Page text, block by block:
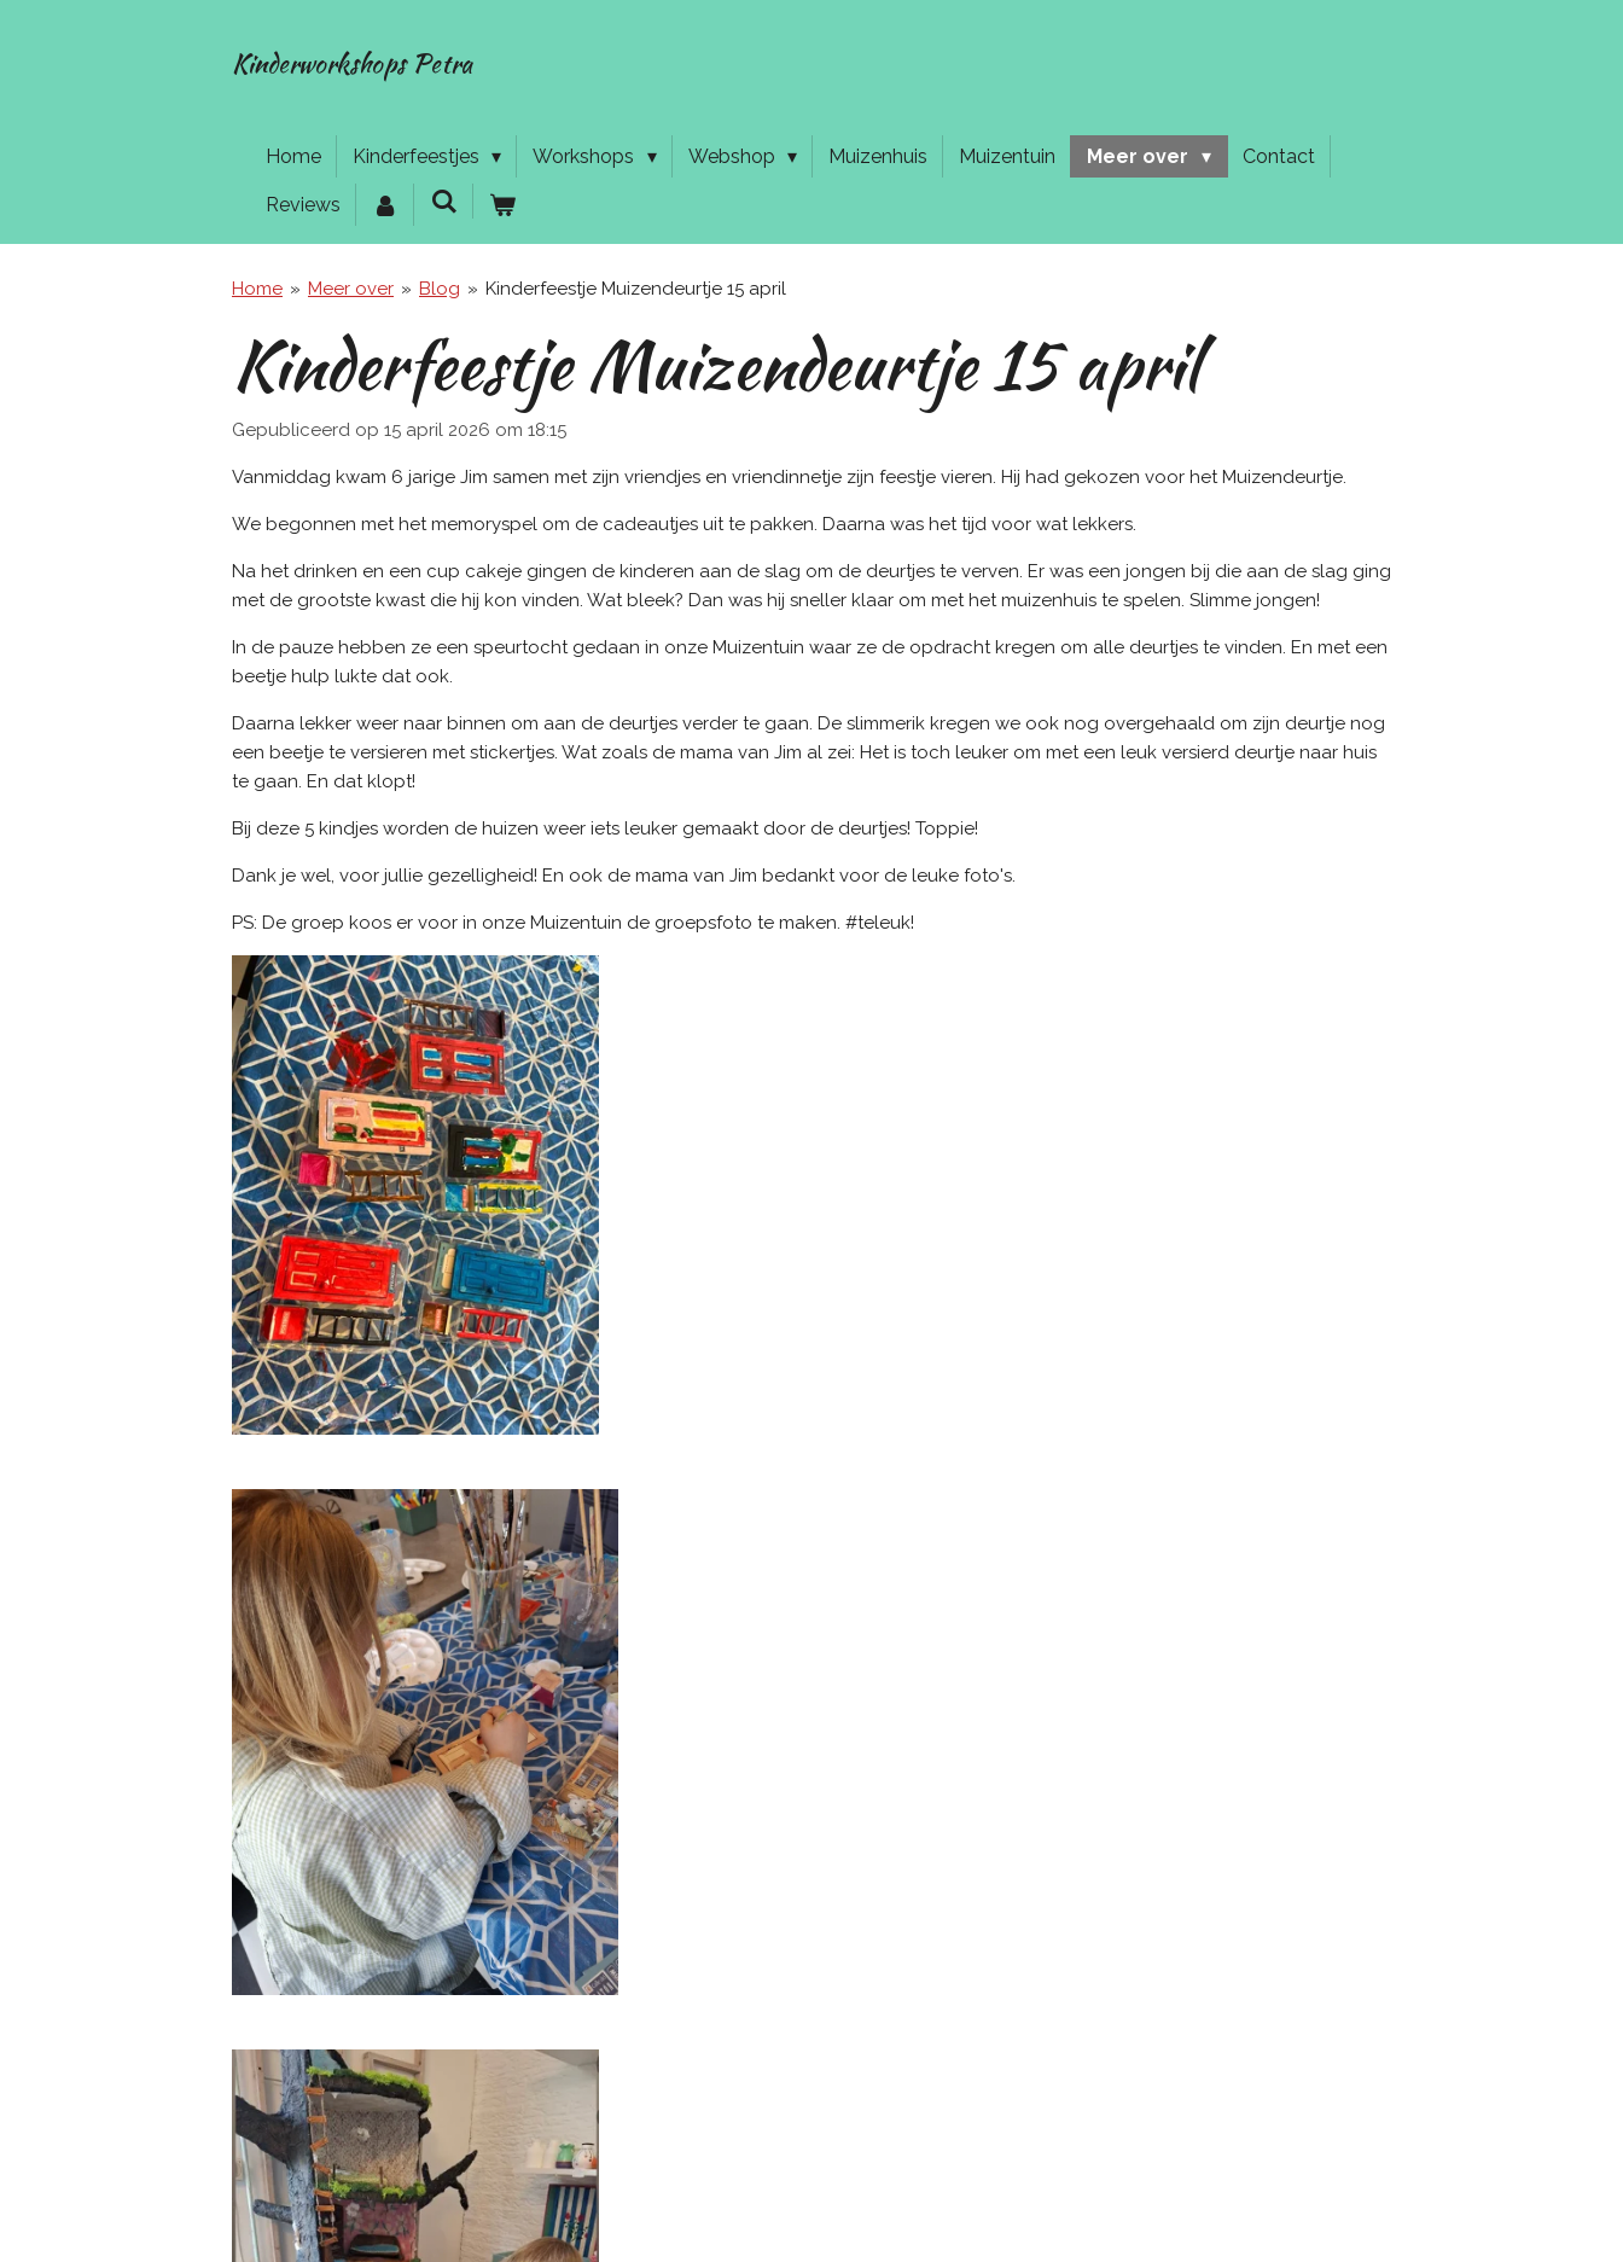
Kinderworkshops Petra
Home Kinderfeestjes Workshops Webshop Muizenhuis Muizentuin Meer over Contact
Reviews
Home » Meer over » Blog » Kinderfeestje Muizendeurtje 15 april
Kinderfeestje Muizendeurtje 15 april
Gepubliceerd op 15 april 2026 om 18:15
Vanmiddag kwam 6 jarige Jim samen met zijn vriendjes en vriendinnetje zijn feestje vieren. Hij had gekozen voor het Muizendeurtje.
We begonnen met het memoryspel om de cadeautjes uit te pakken. Daarna was het tijd voor wat lekkers.
Na het drinken en een cup cakeje gingen de kinderen aan de slag om de deurtjes te verven. Er was een jongen bij die aan de slag ging
met de grootste kwast die hij kon vinden. Wat bleek? Dan was hij sneller klaar om met het muizenhuis te spelen. Slimme jongen!
In de pauze hebben ze een speurtocht gedaan in onze Muizentuin waar ze de opdracht kregen om alle deurtjes te vinden. En met een
beetje hulp lukte dat ook.
Daarna lekker weer naar binnen om aan de deurtjes verder te gaan. De slimmerik kregen we ook nog overgehaald om zijn deurtje nog
een beetje te versieren met stickertjes. Wat zoals de mama van Jim al zei: Het is toch leuker om met een leuk versierd deurtje naar huis
te gaan. En dat klopt!
Bij deze 5 kindjes worden de huizen weer iets leuker gemaakt door de deurtjes! Toppie!
Dank je wel, voor jullie gezelligheid! En ook de mama van Jim bedankt voor de leuke foto's.
PS: De groep koos er voor in onze Muizentuin de groepsfoto te maken. #teleuk!